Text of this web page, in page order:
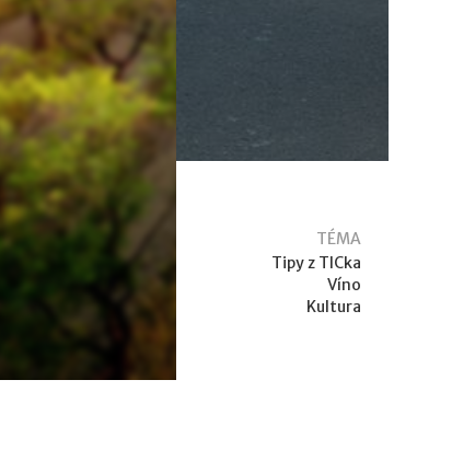
TÉMA
Tipy z TICka
Víno
Kultura